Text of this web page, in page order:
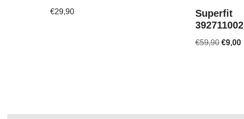
€29,90
Superfit
392711002
€59,90 €9,00